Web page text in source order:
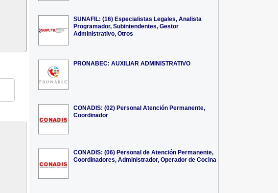
SUNAFIL: (16) Especialistas Legales, Analista
Programador, Subintendentes, Gestor
Administrativo, Otros
PRONABEC: AUXILIAR ADMINISTRATIVO
CONADIS: (02) Personal Atención Permanente,
Coordinador
CONADIS: (06) Personal de Atención Permanente,
Coordinadores, Administrador, Operador de Cocina